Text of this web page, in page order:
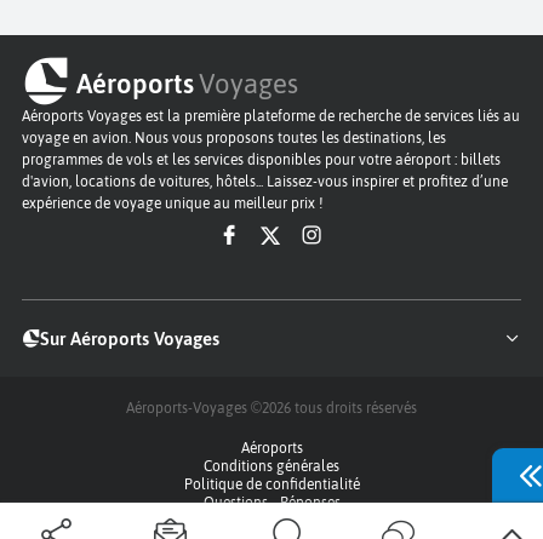
AéroportsVoyages
Aéroports Voyages est la première plateforme de recherche de services liés au
voyage en avion. Nous vous proposons toutes les destinations, les
programmes de vols et les services disponibles pour votre aéroport : billets
d'avion, locations de voitures, hôtels... Laissez-vous inspirer et profitez d’une
expérience de voyage unique au meilleur prix !
Sur Aéroports Voyages
Aéroports-Voyages ©2026 tous droits réservés
Aéroports
Conditions générales
Politique de confidentialité
Questions - Réponses
Plan du site